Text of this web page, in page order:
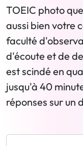
TOEIC photo
aussi bien votre
faculté
d'écoute et de
est scindé en
jusqu'à 40
réponses sur un